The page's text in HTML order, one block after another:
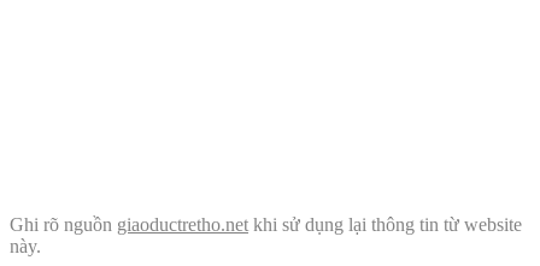
Ghi rõ nguồn giaoductretho.netkhi sử dụng lại thông tin từ website
này.